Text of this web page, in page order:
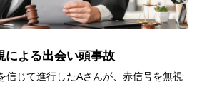
よる出会い頭事故
信じて進行したAさんが、赤信号を無視